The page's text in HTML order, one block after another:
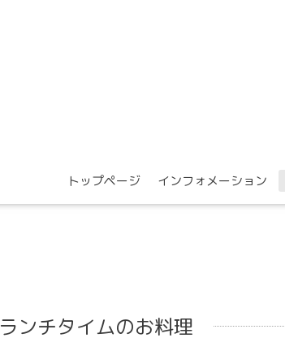
トップページ インフォメーション
ランチタイムのお料理